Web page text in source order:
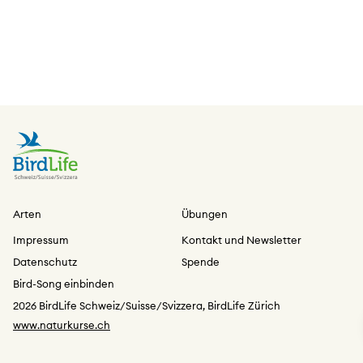
Arten
Übungen
Impressum
Kontakt und Newsletter
Datenschutz
Spende
Bird-Song einbinden
2026 BirdLife Schweiz/Suisse/Svizzera, BirdLife Zürich
www.naturkurse.ch